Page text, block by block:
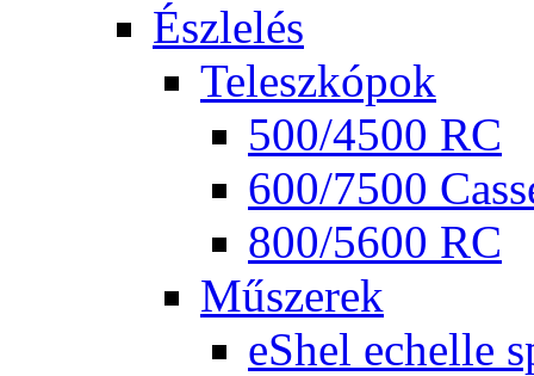
Ész­le­lés
Te­lesz­kó­pok
500/4500 RC
600/7500
800/5600 RC
Mű­sze­rek
eS­hel echel­le